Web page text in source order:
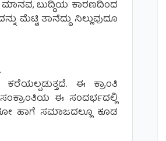
ಬುದ್ಧಿಯ ಕಾರಣದಿಂದ
ಮೆಟ್ಟಿ ತಾನೆದ್ದು ನಿಲ್ಲುವುದೂ
ಈ ಕ್ರಾಂತಿ
ಈ ಸಂದರ್ಭದಲ್ಲಿ
ಹಾಗೆ ಸಮಾಜದಲ್ಲೂ ಕೂಡ